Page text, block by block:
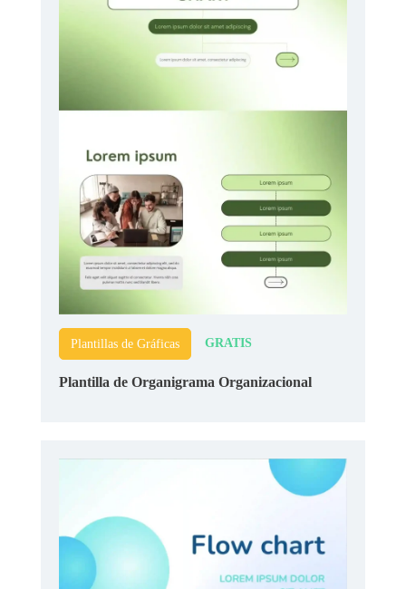
Plantillas de Gráficas GRATIS
Plantilla de Organigrama Organizacional